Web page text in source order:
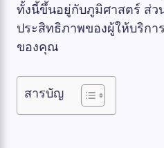
ทั้งนี้ขึ้นอยู่กับภูมิศาสตร์ ส่
ประสิทธิภาพของผู้ให้บริกา
ของคุณ
สารบัญ